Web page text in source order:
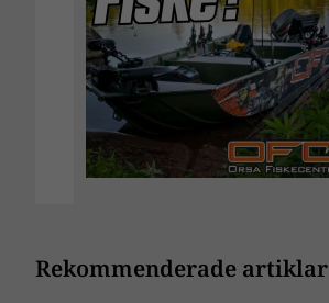
Rekommenderade artiklar